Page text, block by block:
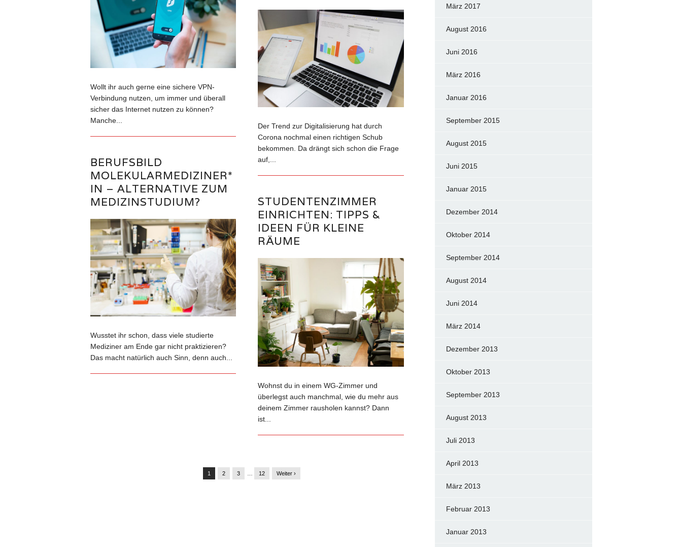
Wollt ihr auch gerne eine sichere VPN-
Verbindung nutzen, um immer und überall
sicher das Internet nutzen zu können?
Manche...
Der Trend zur Digitalisierung hat durch
Corona nochmal einen richtigen Schub
bekommen. Da drängt sich schon die Frage
auf,...
BERUFSBILD
MOLEKULARMEDIZINER*
IN – ALTERNATIVE ZUM
MEDIZINSTUDIUM?
Wusstet ihr schon, dass viele studierte
Mediziner am Ende gar nicht praktizieren?
Das macht natürlich auch Sinn, denn auch...
STUDENTENZIMMER
EINRICHTEN: TIPPS &
IDEEN FÜR KLEINE
RÄUME
Wohnst du in einem WG-Zimmer und
überlegst auch manchmal, wie du mehr aus
deinem Zimmer rausholen kannst? Dann
ist...
1 2 3 12 Weiter ›
März 2017
August 2016
Juni 2016
März 2016
Januar 2016
September 2015
August 2015
Juni 2015
Januar 2015
Dezember 2014
Oktober 2014
September 2014
August 2014
Juni 2014
März 2014
Dezember 2013
Oktober 2013
September 2013
August 2013
Juli 2013
April 2013
März 2013
Februar 2013
Januar 2013